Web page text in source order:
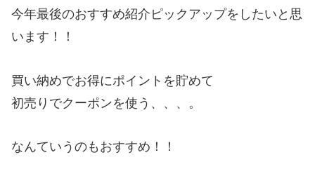
今年最後のおすすめ紹介ピックアップをしたいと思
います！！
買い納めでお得にポイントを貯めて
初売りでクーポンを使う、、、。
なんていうのもおすすめ！！